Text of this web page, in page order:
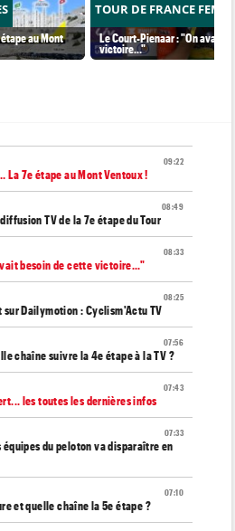
au Mont
TOUR DE FRANCE
Le Court-Pienaar : "On avait
victoire..."
09:22
7e étape au Mont Ventoux !
08:49
TV de la 7e étape du Tour
08:33
besoin de cette victoire..."
08:25
Dailymotion : Cyclism'Actu TV
07:56
chaîne suivre la 4e étape à la TV ?
07:43
les toutes les dernières infos
07:33
équipes du peloton va disparaître en
07:10
et quelle chaîne la 5e étape ?